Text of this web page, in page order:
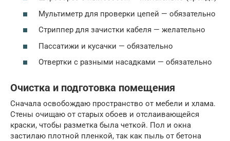
Мультиметр для проверки цепей — обязательно
Стриппер для зачистки кабеля — желательно
Пассатижи и кусачки — обязательно
Отвертки с разными насадками — обязательно
Очистка и подготовка помещения
Сначала освобождаю пространство от мебели и хлама.
Стены очищаю от старых обоев и отслаивающейся
краски, чтобы разметка была четкой. Пол и окна
застилаю плотной пленкой, так как пыль от бетона